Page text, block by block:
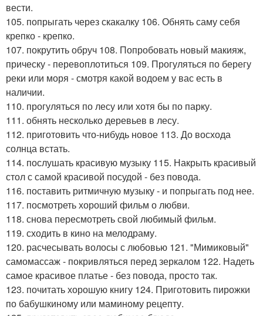
вести.
105. попрыгать через скакалку 106. Обнять саму себя
крепко - крепко.
107. покрутить обруч 108. Попробовать новый макияж,
прическу - перевоплотиться 109. Прогуляться по берегу
реки или моря - смотря какой водоем у вас есть в
наличии.
110. прогуляться по лесу или хотя бы по парку.
111. обнять несколько деревьев в лесу.
112. приготовить что-нибудь новое 113. До восхода
солнца встать.
114. послушать красивую музыку 115. Накрыть красивый
стол с самой красивой посудой - без повода.
116. поставить ритмичную музыку - и попрыгать под нее.
117. посмотреть хороший фильм о любви.
118. снова пересмотреть свой любимый фильм.
119. сходить в кино на мелодраму.
120. расчесывать волосы с любовью 121. "Мимиковый"
самомассаж - покривляться перед зеркалом 122. Надеть
самое красивое платье - без повода, просто так.
123. почитать хорошую книгу 124. Приготовить пирожки
по бабушкиному или маминому рецепту.